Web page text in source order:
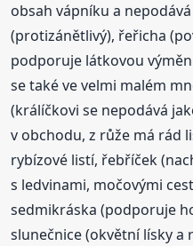
obsah vápníku a
(protizánětlivý), řeřicha
podporuje látkovou
se také ve velmi malém
(králíčkovi se nepodává
v obchodu, z růže má rád
rybízové listí, řebříček
s ledvinami, močovými
sedmikráska (podporuje
slunečnice (okvětní lísky a